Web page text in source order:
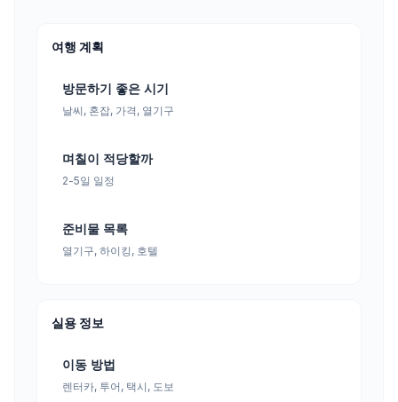
여행 계획
방문하기 좋은 시기
날씨, 혼잡, 가격, 열기구
며칠이 적당할까
2-5일 일정
준비물 목록
열기구, 하이킹, 호텔
실용 정보
이동 방법
렌터카, 투어, 택시, 도보